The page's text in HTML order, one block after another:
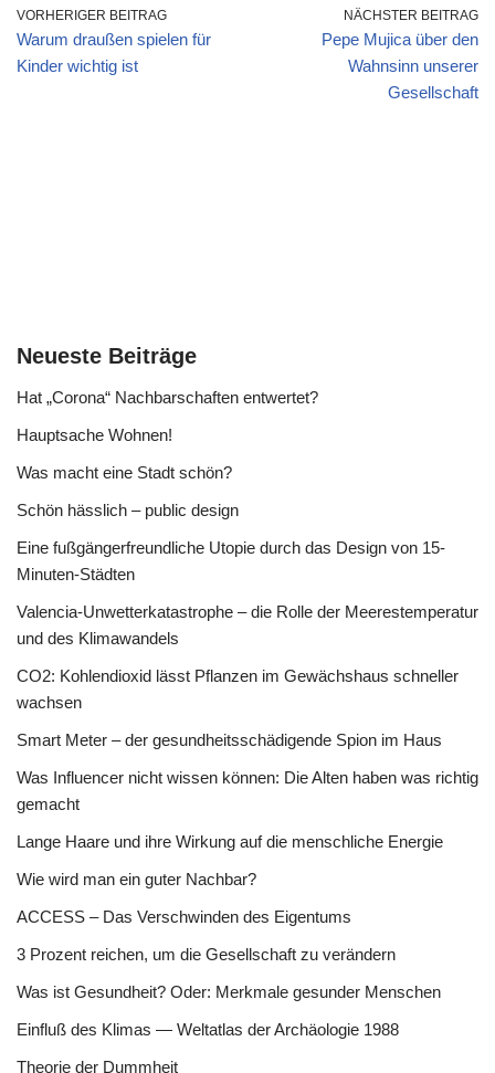
VORHERIGER BEITRAG
Warum draußen spielen für
Kinder wichtig ist
NÄCHSTER BEITRAG
Pepe Mujica über den
Wahnsinn unserer
Gesellschaft
Neueste Beiträge
Hat „Corona“ Nachbarschaften entwertet?
Hauptsache Wohnen!
Was macht eine Stadt schön?
Schön hässlich – public design
Eine fußgängerfreundliche Utopie durch das Design von 15-
Minuten-Städten
Valencia-Unwetterkatastrophe – die Rolle der Meerestemperatur
und des Klimawandels
CO2: Kohlendioxid lässt Pflanzen im Gewächshaus schneller
wachsen
Smart Meter – der gesundheitsschädigende Spion im Haus
Was Influencer nicht wissen können: Die Alten haben was richtig
gemacht
Lange Haare und ihre Wirkung auf die menschliche Energie
Wie wird man ein guter Nachbar?
ACCESS – Das Verschwinden des Eigentums
3 Prozent reichen, um die Gesellschaft zu verändern
Was ist Gesundheit? Oder: Merkmale gesunder Menschen
Einfluß des Klimas — Weltatlas der Archäologie 1988
Theorie der Dummheit